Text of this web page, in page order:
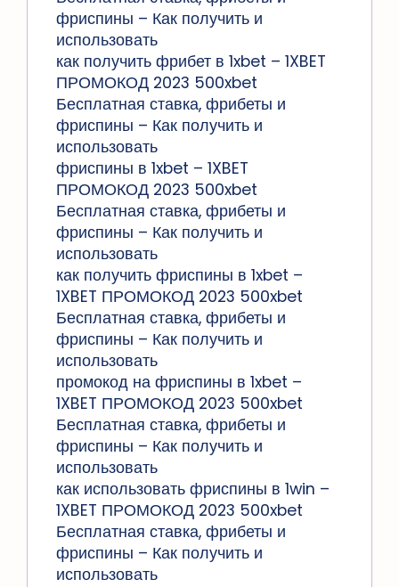
фриспины – Как получить и
использовать
как получить фрибет в 1xbet – 1XBET
ПРОМОКОД 2023 500xbet
Бесплатная ставка, фрибеты и
фриспины – Как получить и
использовать
фриспины в 1xbet – 1XBET
ПРОМОКОД 2023 500xbet
Бесплатная ставка, фрибеты и
фриспины – Как получить и
использовать
как получить фриспины в 1xbet –
1XBET ПРОМОКОД 2023 500xbet
Бесплатная ставка, фрибеты и
фриспины – Как получить и
использовать
промокод на фриспины в 1xbet –
1XBET ПРОМОКОД 2023 500xbet
Бесплатная ставка, фрибеты и
фриспины – Как получить и
использовать
как использовать фриспины в 1win –
1XBET ПРОМОКОД 2023 500xbet
Бесплатная ставка, фрибеты и
фриспины – Как получить и
использовать